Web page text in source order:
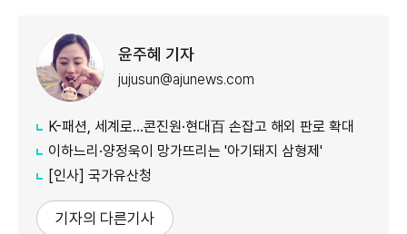
윤주혜 기자
jujusun@ajunews.com
K-패션, 세계로…콘진원·현대百 손잡고 해외 판로 확대
이하느리·양정욱이 망가뜨리는 '아기돼지 삼형제'
[인사] 국가유산청
기자의 다른기사